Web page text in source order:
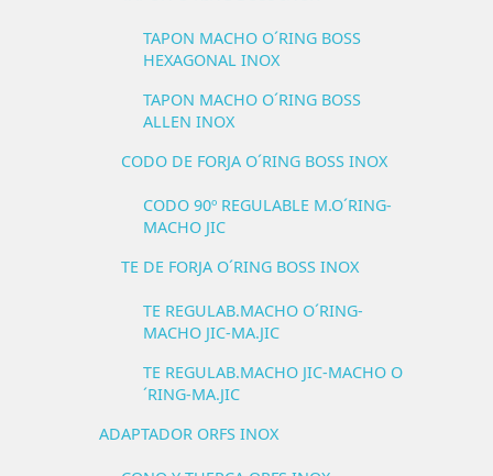
TAPON MACHO O´RING BOSS
HEXAGONAL INOX
TAPON MACHO O´RING BOSS
ALLEN INOX
CODO DE FORJA O´RING BOSS INOX
CODO 90º REGULABLE M.O´RING-
MACHO JIC
TE DE FORJA O´RING BOSS INOX
TE REGULAB.MACHO O´RING-
MACHO JIC-MA.JIC
TE REGULAB.MACHO JIC-MACHO O
´RING-MA.JIC
ADAPTADOR ORFS INOX